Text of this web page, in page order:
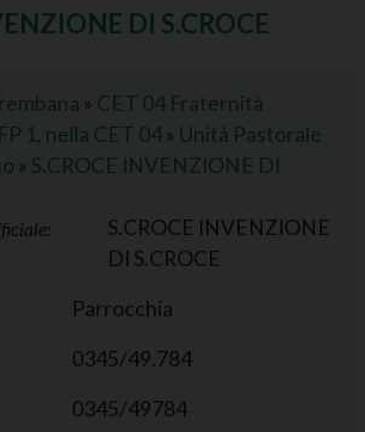
DI S.CROCE
» CET 04 Fraternità
1, nella CET 04» Unità Pastorale
» S.CROCE INVENZIONE DI
S.CROCE INVENZIONE
DI S.CROCE
Parrocchia
0345/49.784
0345/49784